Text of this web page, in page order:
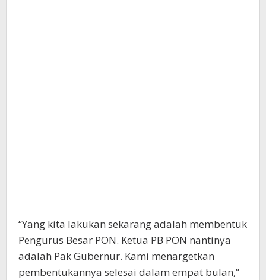
“Yang kita lakukan sekarang adalah membentuk
Pengurus Besar PON. Ketua PB PON nantinya
adalah Pak Gubernur. Kami menargetkan
pembentukannya selesai dalam empat bulan,”